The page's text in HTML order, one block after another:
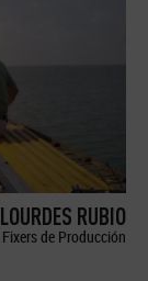
LOURDES RUBIO
Fixers de Producción